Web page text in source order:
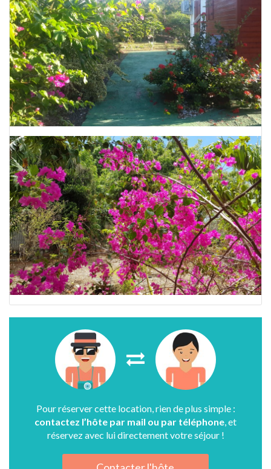
Pour réserver cette location, rien de plus simple :
contactez l’hôte par mail ou par téléphone , et
réservez avec lui directement votre séjour !